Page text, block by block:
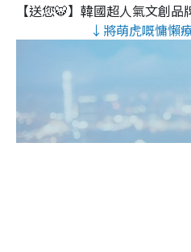
【送您🐯】韓國超人氣文創品
↓將萌虎嘅慵懶